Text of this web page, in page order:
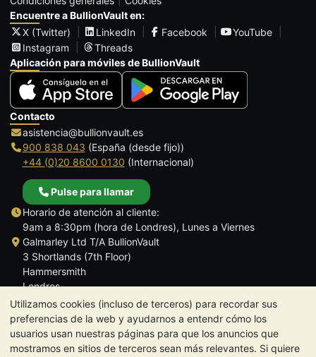
Utilizamos cookies (incluso de terceros) para recordar sus
preferencias de la web y ayudarnos a entendr cómo los
usuarios usan nuestras páginas para que los anuncios que
mostramos en sitios de terceros sean más relevantes. Si quiere
Encuentre a BullionVault en:
X (Twitter)
LinkedIn Facebook
YouTube
Instagram
Threads
Aplicación para móviles de BullionVault
Contacto
asistencia@bullionvault.es
900 838 043 (España (desde fijo))
+44 (0)20 8600 0130 (Internacional)
Pulse para llamar
Horario de atención al cliente:
9am a 8:30pm (hora de Londres), Lunes a Viernes
Galmarley Ltd T/A BullionVault
3 Shortlands (7th Floor)
Hammersmith
Londres
W6 8DA
Reino Unido